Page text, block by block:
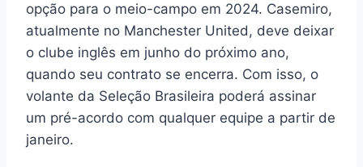
opção para o meio-campo em 2024. Casemiro,
atualmente no Manchester United, deve deixar
o clube inglês em junho do próximo ano,
quando seu contrato se encerra. Com isso, o
volante da Seleção Brasileira poderá assinar
um pré-acordo com qualquer equipe a partir de
janeiro.